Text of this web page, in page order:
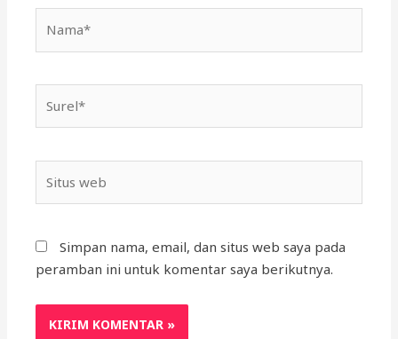
Simpan nama, email, dan situs web saya pada
peramban ini untuk komentar saya berikutnya.